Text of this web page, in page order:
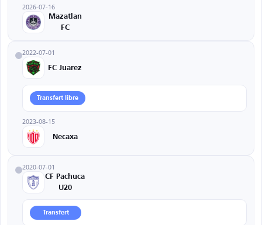
2026-07-16
Mazatlan
FC
2022-07-01
FC Juarez
Transfert libre
2023-08-15
Necaxa
2020-07-01
CF Pachuca
U20
Transfert